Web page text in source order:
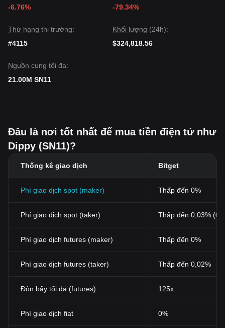
-6.76% -79.34%
Thứ hạng thị trường:
#4115
Khối lượng (24h):
$324,818.56
Nguồn cung tối đa:
21.00M SN11
Đâu là nơi tốt nhất để mua tiền điện tử như
Dippy (SN11)?
Thống kê giao dịch Bitget
Phí giao dịch spot (maker) Thấp đến 0%
Phí giao dịch spot (taker) Thấp đến 0,03%
Phí giao dịch futures (maker) Thấp đến 0%
Phí giao dịch futures (taker) Thấp đến 0,02%
Đòn bẩy tối đa (futures) 125x
Phí giao dịch fiat 0%